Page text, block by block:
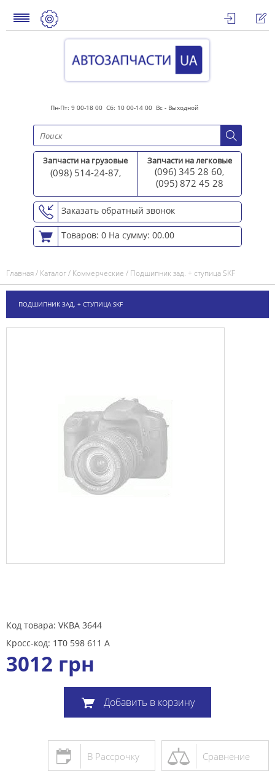
Пн-Пт: 9 00-18 00 Сб: 10 00-14 00 Вс - Выходной
Запчасти на грузовые
(098) 514-24-87,
Запчасти на легковые
(096) 345 28 60,
(095) 872 45 28
Заказать обратный звонок
Товаров: 0 На сумму: 00.00
Главная/ Каталог/ Коммерческие / Подшипник зад. + ступица SKF
ПОДШИПНИК ЗАД. + СТУПИЦА SKF
Код товара: VKBA 3644
Кросс-код: 1T0 598 611 A
3012 грн
Добавить в корзину
Сравнение
В Рассрочку